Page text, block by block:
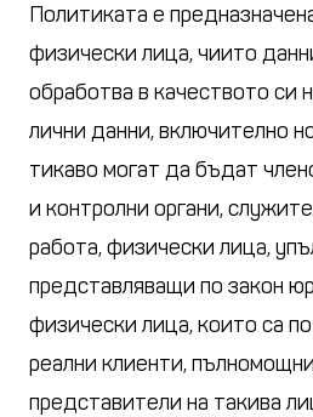
Политиката е
физически лица, чиито
обработва в качеството си
лични данни, включително
тикаво могат да бъдат
и контролни органи,
работа, физически лица,
представляващи по закон
физически лица, които са
реални клиенти,
представители на такива